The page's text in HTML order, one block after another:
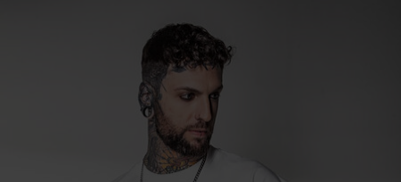
Ander Materiaal